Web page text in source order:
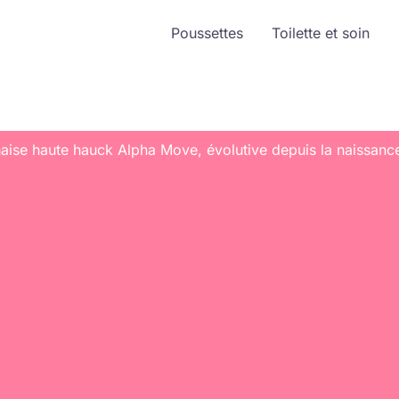
Poussettes Toilette et soin
haute hauck Alpha Move, évolutive depuis la